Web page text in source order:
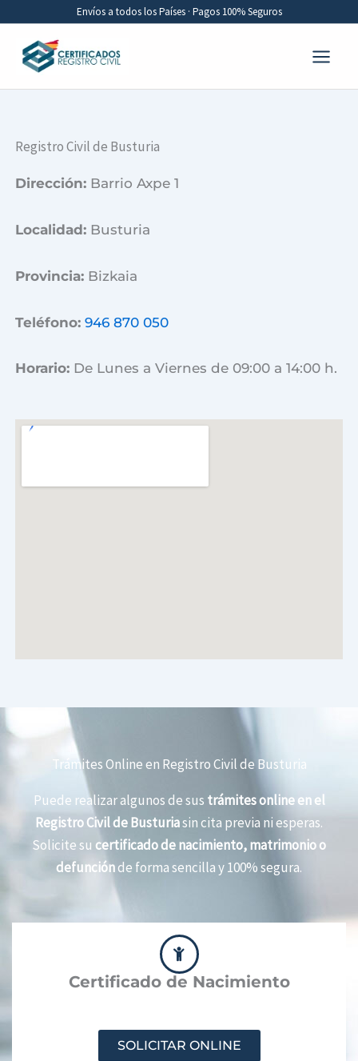
contenido
Envíos a todos los Países · Pagos 100% Seguros
Registro Civil de Busturia
Dirección: Barrio Axpe 1
Localidad: Busturia
Provincia: Bizkaia
Teléfono: 946 870 050
Horario: De Lunes a Viernes de 09:00 a 14:00 h.
Trámites Online en Registro Civil de Busturia
Puede realizar algunos de sus trámites online en el
Registro Civil de Busturiasin cita previa ni esperas.
Solicite su certificado de nacimiento, matrimonio o
defunciónde forma sencilla y 100% segura.
Certificado de Nacimiento
SOLICITAR ONLINE